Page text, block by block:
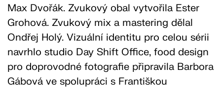
Max Dvořák. Zvukový obal vytvořila Ester
Grohová. Zvukový mix a mastering dělal
Ondřej Holý. Vizuální identitu pro celou sérii
navrhlo studio Day Shift Office, food design
pro doprovodné fotografie připravila Barbora
Gábová ve spolupráci s Františkou